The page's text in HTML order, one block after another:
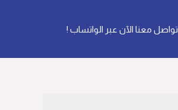
تواصل معنا الآن عبر الواتساب !